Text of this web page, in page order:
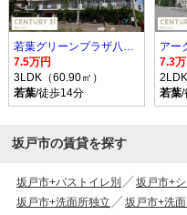
若葉グリーンプラザ八番館
7.5万円
3LDK（60.90㎡）
若葉/徒歩14分
アー
7.3万
若葉/
坂戸市の賃貸を探す
坂戸市+バストイレ別 坂戸市+
坂戸市+洗面所独立
坂戸市+洗